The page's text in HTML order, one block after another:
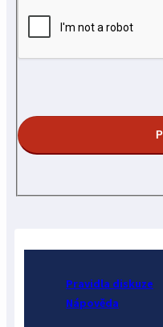
Pravidla diskuze
Nápověda